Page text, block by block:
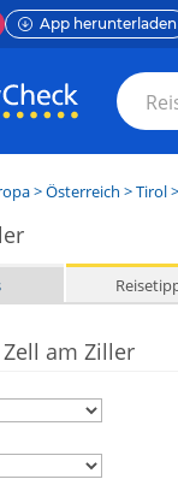
App herunterladen
>Österreich >Tirol>
am Ziller